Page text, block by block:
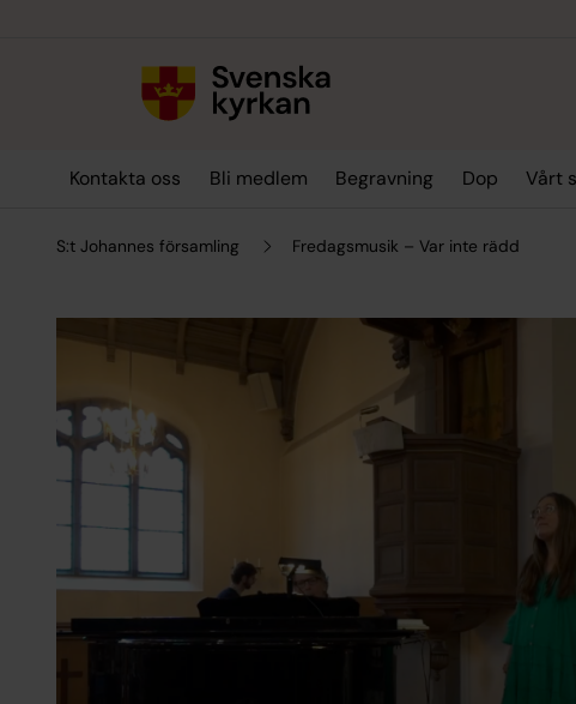
Kontakta oss Bli medlem Begravning Dop Vårt
S:t Johannes församling Fredagsmusik – Var inte rädd